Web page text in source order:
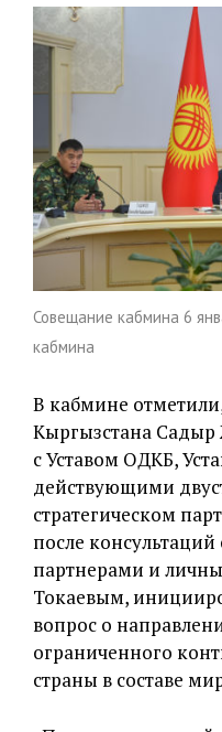
Совещание кабмина 6
кабмина
В кабмине
Кыргызстана Садыр
с Уставом ОДКБ,
действующими
стратегическом
после
партнерами и
Токаевым,
вопрос о
ограниченного
страны в составе